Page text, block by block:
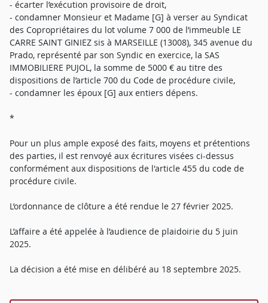
- écarter l’exécution provisoire de droit,
- condamner Monsieur et Madame [G] à verser au Syndicat
des Copropriétaires du lot volume 7 000 de l’immeuble LE
CARRE SAINT GINIEZ sis à MARSEILLE (13008), 345 avenue du
Prado, représenté par son Syndic en exercice, la SAS
IMMOBILIERE PUJOL, la somme de 5000 € au titre des
dispositions de l’article 700 du Code de procédure civile,
- condamner les époux [G] aux entiers dépens.
*
Pour un plus ample exposé des faits, moyens et prétentions
des parties, il est renvoyé aux écritures visées ci-dessus
conformément aux dispositions de l'article 455 du code de
procédure civile.
L’ordonnance de clôture a été rendue le 27 février 2025.
L’affaire a été appelée à l’audience de plaidoirie du 5 juin
2025.
La décision a été mise en délibéré au 18 septembre 2025.